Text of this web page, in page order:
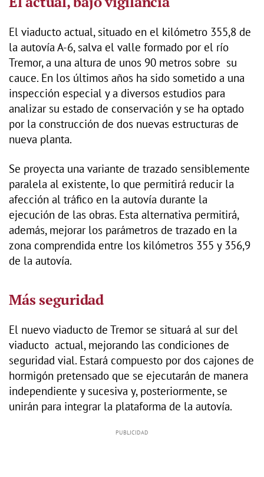
El viaducto actual, situado en el kilómetro 355,8 de
la autovía A-6, salva el valle formado por el río
Tremor, a una altura de unos 90 metros sobre su
cauce. En los últimos años ha sido sometido a una
inspección especial y a diversos estudios para
analizar su estado de conservación y se ha optado
por la construcción de dos nuevas estructuras de
nueva planta.
Se proyecta una variante de trazado sensiblemente
paralela al existente, lo que permitirá reducir la
afección al tráfico en la autovía durante la
ejecución de las obras. Esta alternativa permitirá,
además, mejorar los parámetros de trazado en la
zona comprendida entre los kilómetros 355 y 356,9
de la autovía.
Más seguridad
El nuevo viaducto de Tremor se situará al sur del
viaducto actual, mejorando las condiciones de
seguridad vial. Estará compuesto por dos cajones de
hormigón pretensado que se ejecutarán de manera
independiente y sucesiva y, posteriormente, se
unirán para integrar la plataforma de la autovía.